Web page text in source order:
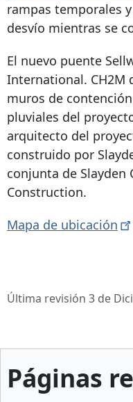
rampas temporales
desvío mientras se
El nuevo puente
International. CH2M
muros de
pluviales del
arquitecto del
construido por
conjunta de Slayden
Construction.
Mapa de ubicación
Última revisión 3 de
Páginas